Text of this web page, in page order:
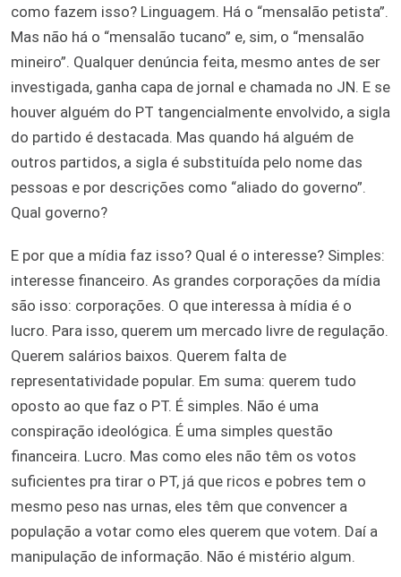
como fazem isso? Linguagem. Há o “mensalão petista”.
Mas não há o “mensalão tucano” e, sim, o “mensalão
mineiro”. Qualquer denúncia feita, mesmo antes de ser
investigada, ganha capa de jornal e chamada no JN. E se
houver alguém do PT tangencialmente envolvido, a sigla
do partido é destacada. Mas quando há alguém de
outros partidos, a sigla é substituída pelo nome das
pessoas e por descrições como “aliado do governo”.
Qual governo?
E por que a mídia faz isso? Qual é o interesse? Simples:
interesse financeiro. As grandes corporações da mídia
são isso: corporações. O que interessa à mídia é o
lucro. Para isso, querem um mercado livre de regulação.
Querem salários baixos. Querem falta de
representatividade popular. Em suma: querem tudo
oposto ao que faz o PT. É simples. Não é uma
conspiração ideológica. É uma simples questão
financeira. Lucro. Mas como eles não têm os votos
suficientes pra tirar o PT, já que ricos e pobres tem o
mesmo peso nas urnas, eles têm que convencer a
população a votar como eles querem que votem. Daí a
manipulação de informação. Não é mistério algum.